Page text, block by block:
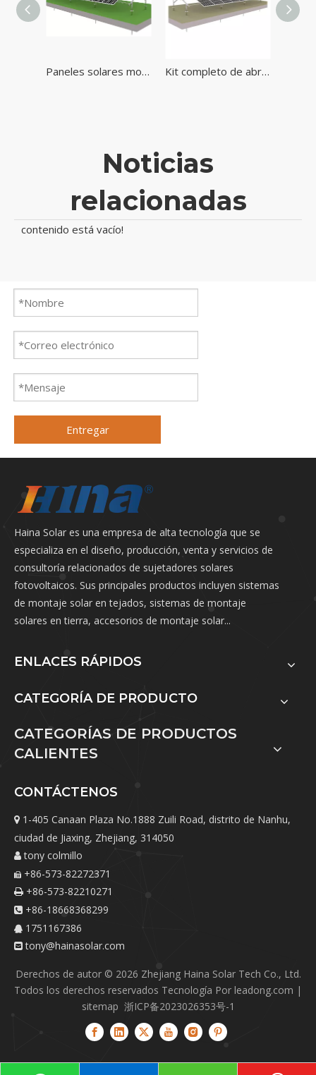
Paneles solares montados en el suelo para la granja y la agricultura Kit completo de abrazadera para sistema solar Sistema agrícola de granja solar
Noticias
relacionadas
contenido está vacío!
Entregar
Haina Solar es una empresa de alta tecnología que se
especializa en el diseño, producción, venta y servicios de
consultoría relacionados de sujetadores solares
fotovoltaicos. Sus principales productos incluyen sistemas
de montaje solar en tejados, sistemas de montaje
solares en tierra, accesorios de montaje solar...
ENLACES RÁPIDOS
CATEGORÍA DE PRODUCTO
CATEGORÍAS DE PRODUCTOS
CALIENTES
CONTÁCTENOS
 1-405 Canaan Plaza No.1888 Zuili Road, distrito de Nanhu,
ciudad de Jiaxing, Zhejiang, 314050
 tony colmillo
 +86-573-82272371
 +86-573-82210271
 +86-18668368299
 1751167386
 tony@hainasolar.com
Derechos de autor © 2026 Zhejiang Haina Solar Tech Co., Ltd.
Todos los derechos reservados Tecnología Por leadong.com |
sitemap 浙ICP备2023026353号-1